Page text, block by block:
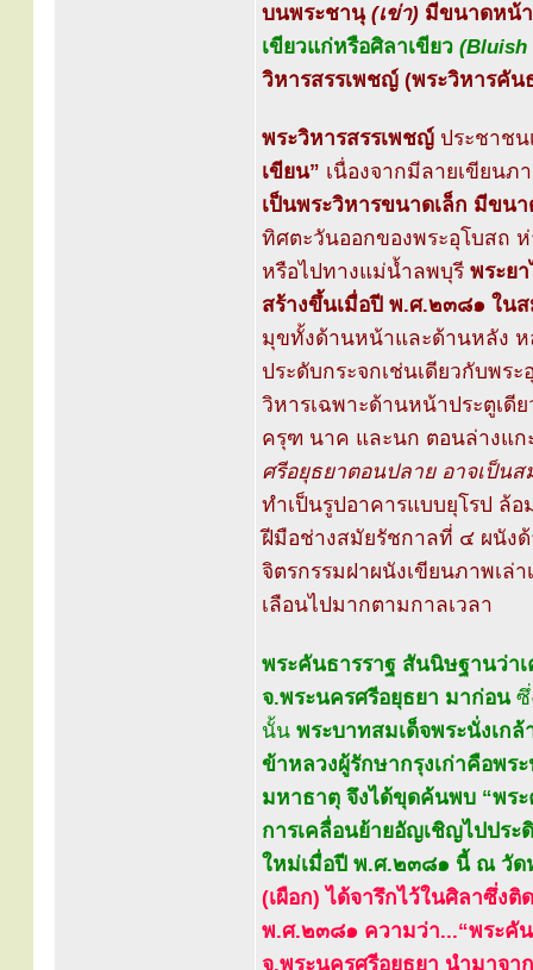
บนพระชานุ (เข่า) มีขนาดหน้า
เขียวแก่หรือศิลาเขียว (Bluish
วิหารสรรเพชญ์ (พระวิหารคัน
พระวิหารสรรเพชญ์ ประชาช
เขียน” เนื่องจากมีลายเขียนภ
เป็นพระวิหารขนาดเล็ก มีขน
ทิศตะวันออกของพระอุโบสถ
หรือไปทางแม่น้ำลพบุรี พระย
สร้างขึ้นเมื่อปี พ.ศ.๒๓๘๑ ในส
มุขทั้งด้านหน้าและด้านหลัง ห
ประดับกระจกเช่นเดียวกับพร
วิหารเฉพาะด้านหน้าประตูเดี
ครุฑ นาค และนก ตอนล่างแ
ศรีอยุธยาตอนปลาย อาจเป็นส
ทำเป็นรูปอาคารแบบยุโรป ล้
ฝีมือช่างสมัยรัชกาลที่ ๔ ผนัง
จิตรกรรมฝาผนังเขียนภาพเล่
เลือนไปมากตามกาลเวลา
พระคันธารราฐ สันนิษฐานว่า
จ.พระนครศรีอยุธยา มาก่อนซึ่
นั้น พระบาทสมเด็จพระนั่งเก
ข้าหลวงผู้รักษากรุงเก่าคือพ
มหาธาตุ จึงได้ขุดค้นพบ “พร
การเคลื่อนย้ายอัญเชิญไปประ
ใหม่เมื่อปี พ.ศ.๒๓๘๑ นี้ ณ วัด
(เผือก) ได้จารึกไว้ในศิลาซึ่ง
พ.ศ.๒๓๘๑ ความว่า...“พระคัน
จ.พระนครศรีอยุธยา นำมาจ